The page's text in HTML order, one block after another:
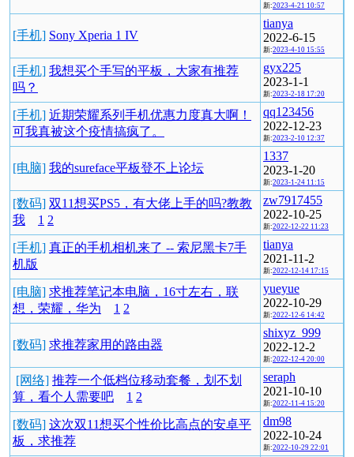
新:2023-4-21 10:57
[手机] Sony Xperia 1 IV
tianya
2022-6-15
新:2023-4-10 15:55
[手机] 我想买个手写的平板，大家有推荐
吗？
gyx225
2023-1-1
新:2023-2-18 17:20
[手机] 近期荣耀系列手机优惠力度真大啊！
可我真被这个疫情搞疯了。
qq123456
2022-12-23
新:2023-2-10 12:37
[电脑] 我的sureface平板登不上论坛
1337
2023-1-20
新:2023-1-24 11:15
[数码] 双11想买PS5，有大佬上手的吗?教教
我
1 2
zw7917455
2022-10-25
新:2022-12-22 11:23
[手机] 真正的手机相机来了 -- 索尼黑卡7手
机版
tianya
2021-11-2
新:2022-12-14 17:15
[电脑] 求推荐笔记本电脑，16寸左右，联
想，荣耀，华为
1 2
yueyue
2022-10-29
新:2022-12-6 14:42
[数码] 求推荐家用的路由器
shixyz_999
2022-12-2
新:2022-12-4 20:00
[网络] 推荐一个低档位移动套餐，划不划
算，看个人需要吧
1 2
seraph
2021-10-10
新:2022-11-4 15:20
[数码] 这次双11想买个性价比高点的安卓平
板，求推荐
dm98
2022-10-24
新:2022-10-29 22:01